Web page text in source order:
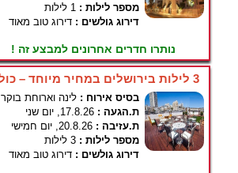
מספר לילות : 1 לילות
דירוג גולשים : דירוג טוב מאוד
נותרו חדרים אחרונים למבצע זה !
3 לילות בירושלים במחיר מיוחד – כולל ארוחת בוקר
בסיס אירוח : לינה וארוחת בוקר
ת.הגעה : 17.8.26, יום שני
ת.עזיבה : 20.8.26, יום חמישי
מספר לילות : 3 לילות
דירוג גולשים : דירוג טוב מאוד